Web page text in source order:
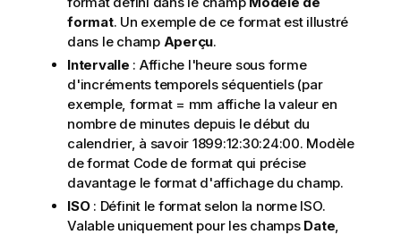
format. Un exemple de ce format est illustré
dans le champ Aperçu.
Intervalle : Affiche l'heure sous forme
d'incréments temporels séquentiels (par
exemple, format = mm affiche la valeur en
nombre de minutes depuis le début du
calendrier, à savoir 1899:12:30:24:00. Modèle
de format Code de format qui précise
davantage le format d'affichage du champ.
ISO: Définit le format selon la norme ISO.
Valable uniquement pour les champs Date,